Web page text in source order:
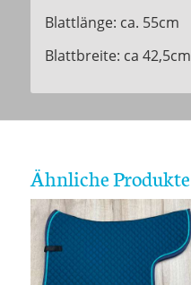
Blattlänge: ca. 55cm
Blattbreite: ca 42,5cm
Ähnliche Produkte